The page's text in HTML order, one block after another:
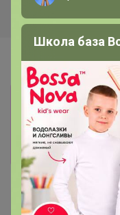
лишь
Показать
ljaljabra
Школа база